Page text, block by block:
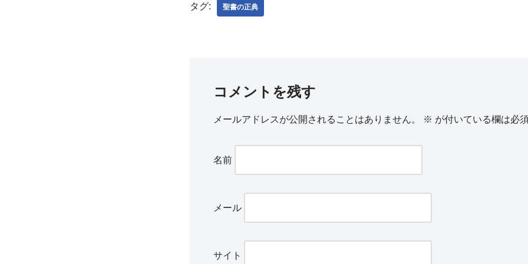
タグ: 聖書の正典
コメントを残す
メールアドレスが公開されることはありません。 ※ が付いている欄は必
名前
メール
サイト